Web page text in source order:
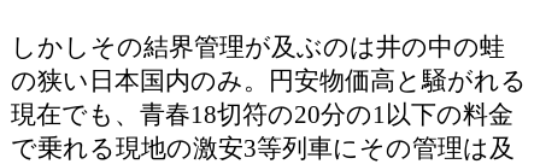
しかしその結界管理が及ぶのは井の中の蛙
の狭い日本国内のみ。円安物価高と騒がれる
現在でも、青春18切符の20分の1以下の料金
で乗れる現地の激安3等列車にその管理は及